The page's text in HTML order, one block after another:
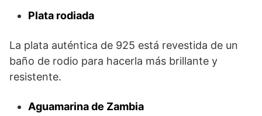
Plata rodiada
La plata auténtica de 925 está revestida de un
baño de rodio para hacerla más brillante y
resistente.
Aguamarina de Zambia